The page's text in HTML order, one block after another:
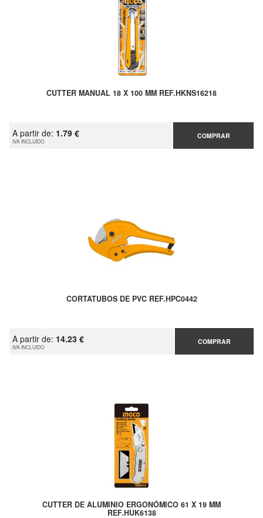
CUTTER MANUAL 18 X 100 MM REF.HKNS16218
A partir de: 1.79 €
IVA INCLUIDO
COMPRAR
CORTATUBOS DE PVC REF.HPC0442
A partir de: 14.23 €
IVA INCLUIDO
COMPRAR
CUTTER DE ALUMINIO ERGONÓMICO 61 X 19 MM
REF.HUK6138